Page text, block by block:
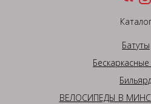
Батуты
Бескаркасные
ВЕЛОСИПЕДЫ В